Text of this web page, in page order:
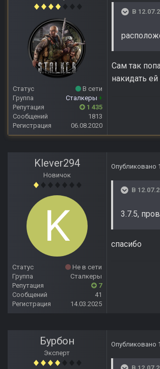
Статус
В сети
Группа
Сталкеры +
Репутация
1 435
Сообщений
1813
Регистрация
06.08.2020
В
Сам так
накидать
Klever294
Новичок
Статус
Не в сети
Группа
Сталкеры
Репутация
7
Сообщений
41
Регистрация
14.03.2025
Опубликовано
В
3.7.5,
спасибо
Бурбон
Эксперт
Опубликовано